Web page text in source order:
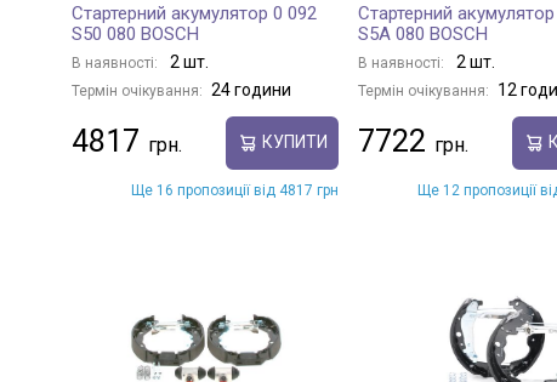
Стартерний акумулятор 0 092
S50 080 BOSCH
В наявності: 2 шт.
Термін очікування: 24 години
4817 КУПИТИ
Ще 16 пропозиції від 4817 грн
Стартерний
S5A 080 BOSCH
В наявності: 2 шт.
Термін очікування: 12
7722
Ще 12 пропозиції